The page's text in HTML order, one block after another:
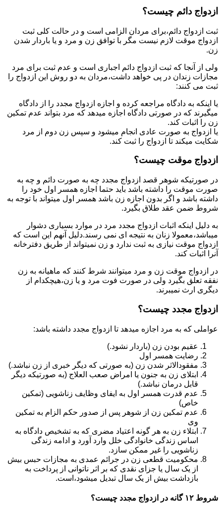
ازدواج دائم چیست؟
ثبت ازدواج دائم،برای مردان الزامی است و در حالت کلی ثبت
ازدواج موقت لازم نیست مگر با توافق زن و مرد و یا باردار شدن
زن.
ولی از آنجا که ثبت ازدواج دائم اجباری است و عدم ثبت برای مرد
مجازات زندان در پی خواهد داشت،مردان به دو روش این ازدواج را
ثبت می کنند:
یا اینکه به دادگاه مراجعه کرده و اجازه ازدواج مجدد را از دادگاه
میگیرند که در صورتی دادگاه اجازه میدهد که مرد بتواند عدم تمکین
زن را اثبات کند.
یا ازدواج به صورت عادی انجام میشود و سپس زن دوم از مرد
شکایت میکند تا ازدواج را ثبت کند.
ازدواج موقت چیست؟
در صورتیکه شوهر قصد ازدواج مجدد چه به صورت دائم و چه به
صورت موقت را داشته باشد باید حتما اجازه همسر اول خود را
داشته باشد و اگر بدون اجازه زن باشد همسر اول میتواند با توجه به
شروط ضمن عقد طلاق بگیرد.
به دلیل اینکه اثبات ازدواج مجدد مرد در موارد بسیاری دشوار
میباشد،معمولا زنان به نتیجه ای نمی رسند.دلیل آنهم این است که
ازدواج موقت نیازی به ثبت ندارد و زن نمیتواند از طریق دفترخانه
آنرا اثبات کند.
در ازدواج موقت زن و مرد میتوانند شرط کنند که ماهیانه به زن
نفقه تعلق بگیرد ولی در صورت فوت مرد و یا زن،هیچکدام از
دیگری ارث نمیبرند.
ازدواج مجدد چیست؟
عواملی که به مرد اجازه میدهد تا ازدواج مجدد داشته باشد:
عقیم بودن زن (باردار نشود.)
رضایت همسر اول
مفقودالاثر شدن زن (به صورتی که دیگر خبری از زن نباشد.)
ابتلای زن به جنون یا امراض صعب العلاج (به صورتیکه دیگر
قابل درمان نباشد.)
عدم قدرت همسر اول به ایفای وظایف زناشویی (تمکین
خاص)
عدم تمکین زن از شوهر پس از صدور حکم الزام به تمکین
وی
ابتلاء زن به هر گونه اعتیاد مضری که به تشخیص دادگاه به
اساس زندگی خانوادگی خلل وارد آورد و ادامه زندگی
زناشویی را غیر ممکن سازد.
محکومیت قطعی زن در جرائم عمدی به مجازات حبس بیش
از یک سال یا جزای نقدی که بر اثر ناتوانی از پرداخت به
بازداشت بیش از یک سال تبدیل می‎شود،است.
شروط ۱۲ گانه در ازدواج مجدد چیست؟